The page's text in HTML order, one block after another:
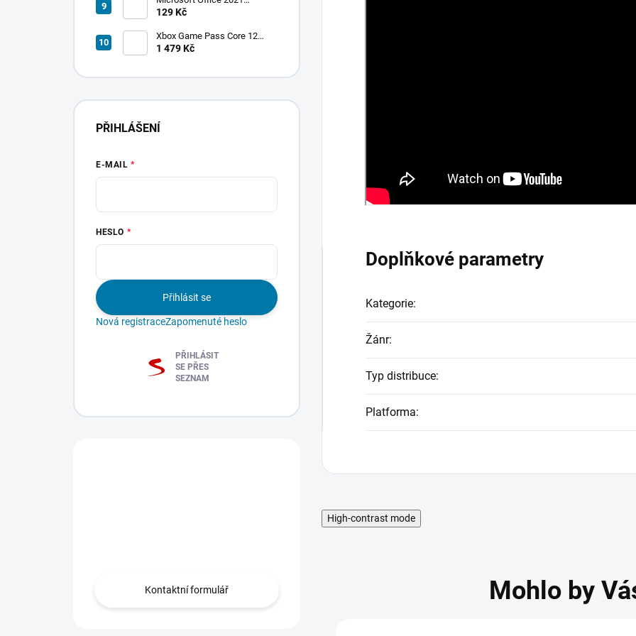
Professional Plus
129 Kč
Xbox Game Pass Core 12
měsíců
1 479 Kč
PŘIHLÁŠENÍ
E-MAIL
HESLO
Přihlásit se
Nová registraceZapomenuté heslo
PŘIHLÁSIT
SE PŘES
SEZNAM
Kontaktní formulář
Doplňkové parametry
Kategorie:
Žánr:
Typ distribuce:
Platforma:
High-contrast mode
Mohlo by